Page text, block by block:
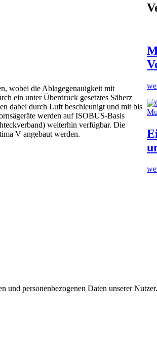
wobei die Ablagegenauigkeit mit
ein unter Überdruck gesetztes Säherz
dabei durch Luft beschleunigt und mit bis
werden auf ISOBUS-Basis
weiterhin verfügbar. Die
V angebaut werden.
personenbezogenen Daten unserer Nutzer.